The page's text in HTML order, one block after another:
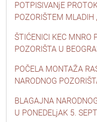
POTPISIVANjE
POZORIŠTEM MLADIH
ŠTIĆENICI KEC MNRO
POZORIŠTA U
POČELA MONTAŽA
NARODNOG
BLAGAJNA
U PONEDELjAK 5.